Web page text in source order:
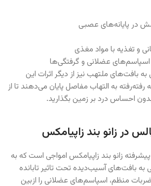
در پایانه‌های عصبی
و تغذیه با مواد مغذی
عضلانی و گرفتگی‌ها
بافت‌های ملتهب نیز از دیگر اثرات این
به التهاب مفاصل پایان می‌دهند تا از
احساس درد بر زمین بگذارید.
در زانو بند زاپیامکس
زانو بند زاپیامکس امواجی است که به
بافت‌های آسیب‌دیده تحت تاثیر تابانده
منظم، اسپاسم‌های عضلانی را ازبین